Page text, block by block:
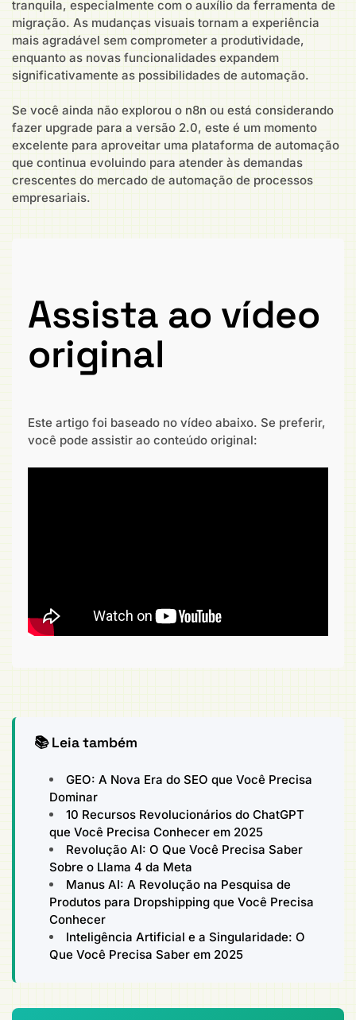
tranquila, especialmente com o auxílio da ferramenta de
migração. As mudanças visuais tornam a experiência
mais agradável sem comprometer a produtividade,
enquanto as novas funcionalidades expandem
significativamente as possibilidades de automação.
Se você ainda não explorou o n8n ou está considerando
fazer upgrade para a versão 2.0, este é um momento
excelente para aproveitar uma plataforma de automação
que continua evoluindo para atender às demandas
crescentes do mercado de automação de processos
empresariais.
Assista ao vídeo
original
Este artigo foi baseado no vídeo abaixo. Se preferir,
você pode assistir ao conteúdo original:
📚 Leia também
GEO: A Nova Era do SEO que Você Precisa
Dominar
10 Recursos Revolucionários do ChatGPT
que Você Precisa Conhecer em 2025
Revolução AI: O Que Você Precisa Saber
Sobre o Llama 4 da Meta
Manus AI: A Revolução na Pesquisa de
Produtos para Dropshipping que Você Precisa
Conhecer
Inteligência Artificial e a Singularidade: O
Que Você Precisa Saber em 2025